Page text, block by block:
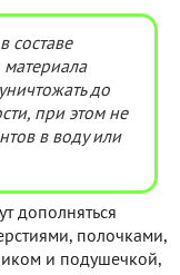
составе
до
при этом не
в воду или
дополняться
полочками,
и подушечкой,